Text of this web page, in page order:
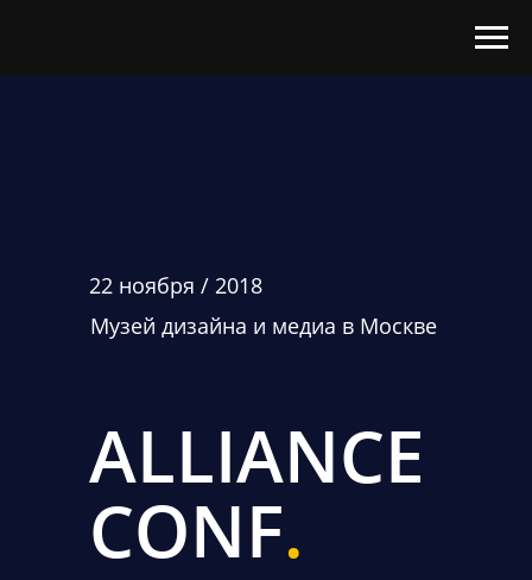
Музей дизайна и медиа в Москве
22 ноября / 2018
ALLIANCE
CONF.